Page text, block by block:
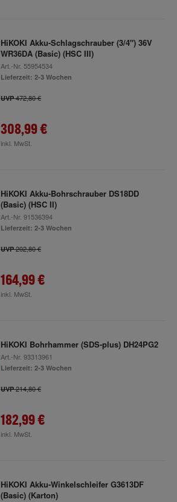
HiKOKI Akku-Schlagschrauber (3/4") 36V
WR36DA (Basic) (HSC III)
Art.-Nr. 55954534
Lieferzeit: 2-3 Wochen
UVP472,80 €
308,99 €
inkl. MwSt.
HiKOKI Akku-Bohrschrauber DS18DD
(Basic) (HSC II)
Art.-Nr. 91536394
Lieferzeit: 2-3 Wochen
UVP202,80 €
164,99 €
inkl. MwSt.
HiKOKI Bohrhammer (SDS-plus) DH24PG2
Art.-Nr. 93313961
Lieferzeit: 2-3 Wochen
UVP214,80 €
182,99 €
inkl. MwSt.
HiKOKI Akku-Winkelschleifer G3613DF
(Basic) (Karton)